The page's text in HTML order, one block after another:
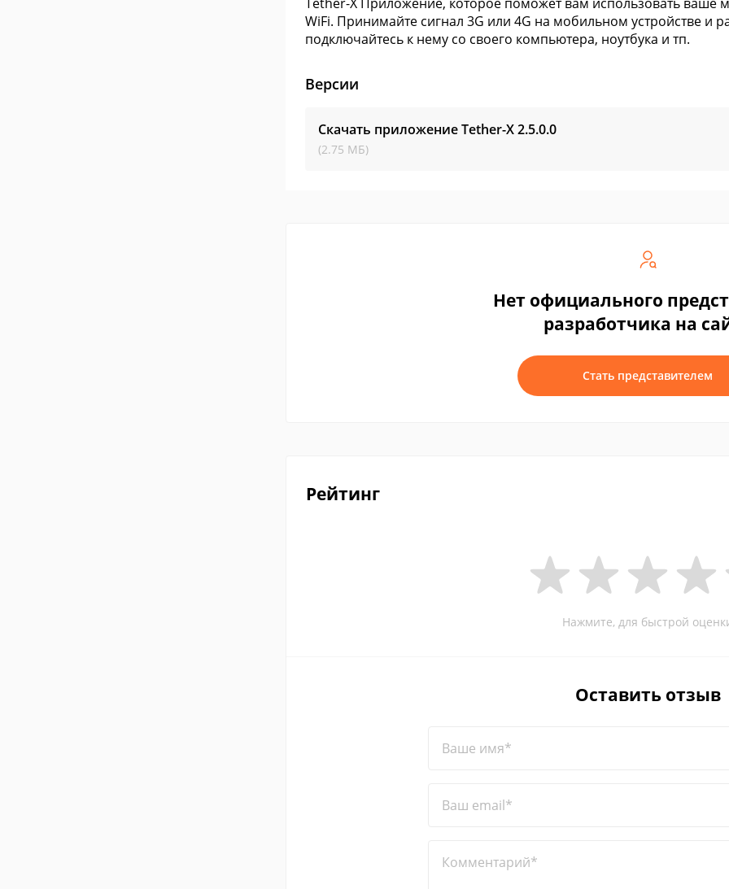
WiFi. Принимайте сигнал 3G или 4G на мобильном устройстве и
подключайтесь к нему со своего компьютера, ноутбука и тп.
Версии
Скачать приложение Tether-X2.5.0.0
(2.75 МБ)
Нет официального
разработчика на
Стать представителем
Рейтинг
Нажмите, для быстрой
Оставить отзыв
Ваше имя*
Ваш email*
Комментарий*